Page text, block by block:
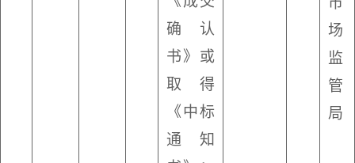
确认
书》或
取得
《中标
通知
场
监
管
局